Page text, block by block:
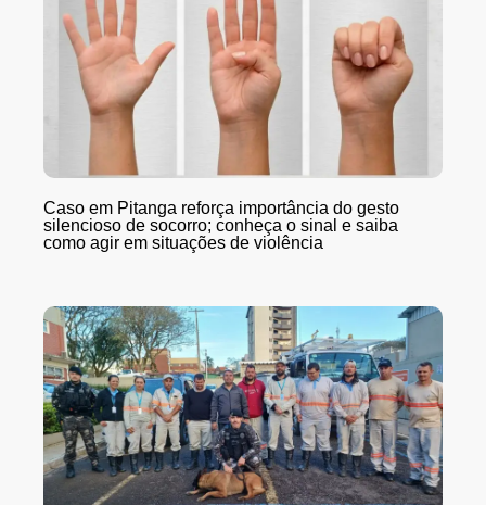
Caso em Pitanga reforça importância do gesto
silencioso de socorro; conheça o sinal e saiba
como agir em situações de violência